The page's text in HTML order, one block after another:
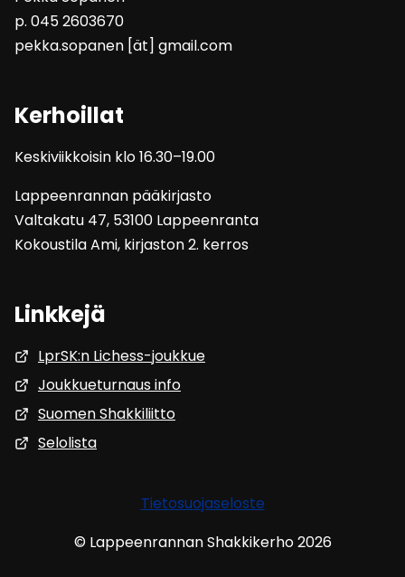
p. 045 2603670
pekka.sopanen [ät] gmail.com
Kerhoillat
Keskiviikkoisin klo 16.30–19.00
Lappeenrannan pääkirjasto
Valtakatu 47, 53100 Lappeenranta
Kokoustila Ami, kirjaston 2. kerros
Linkkejä
LprSK:n Lichess-joukkue
Joukkueturnaus info
Suomen Shakkiliitto
Selolista
Tietosuojaseloste
© Lappeenrannan Shakkikerho 2026